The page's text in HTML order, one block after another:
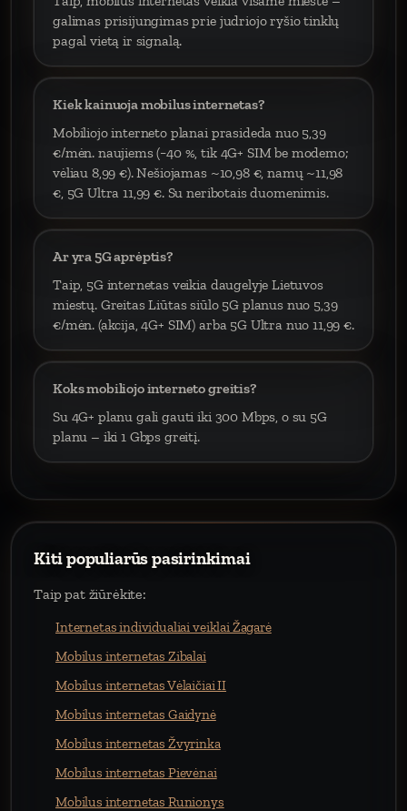
galimas prisijungimas prie judriojo ryšio tinklų
pagal vietą ir signalą.
Kiek kainuoja mobilus internetas?
Mobiliojo interneto planai prasideda nuo 5,39
€/mėn. naujiems (−40 %, tik 4G+ SIM be modemo;
vėliau 8,99 €). Nešiojamas ~10,98 €, namų ~11,98
€, 5G Ultra 11,99 €. Su neribotais duomenimis.
Ar yra 5G aprėptis?
Taip, 5G internetas veikia daugelyje Lietuvos
miestų. Greitas Liūtas siūlo 5G planus nuo 5,39
€/mėn. (akcija, 4G+ SIM) arba 5G Ultra nuo 11,99 €.
Koks mobiliojo interneto greitis?
Su 4G+ planu gali gauti iki 300 Mbps, o su 5G
planu – iki 1 Gbps greitį.
Kiti populiarūs pasirinkimai
Taip pat žiūrėkite:
Internetas individualiai veiklai Žagarė
Mobilus internetas Zibalai
Mobilus internetas Vėlaičiai II
Mobilus internetas Gaidynė
Mobilus internetas Žvyrinka
Mobilus internetas Pievėnai
Mobilus internetas Runionys